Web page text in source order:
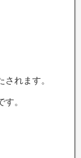
れます。
。